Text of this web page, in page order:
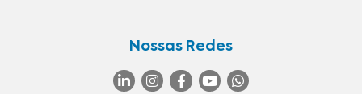
Nossas Redes